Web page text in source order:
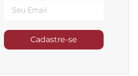
Cadastre-se